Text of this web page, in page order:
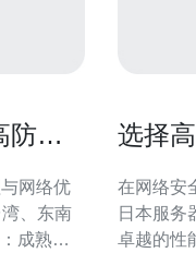
防服
网络优
、东南
成熟的
选择
在网络安
日本服务
卓越的性